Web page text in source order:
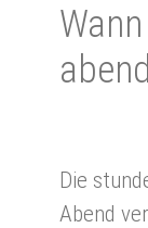
Die
Abend